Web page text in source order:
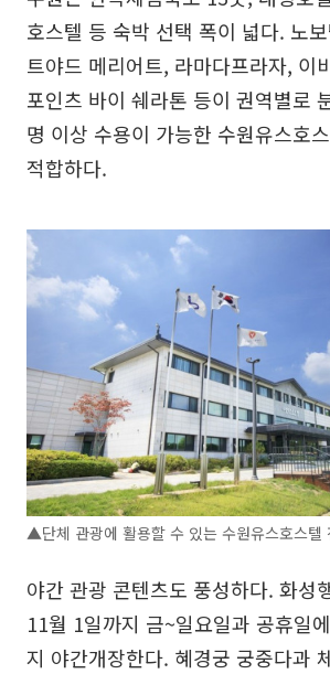
호스텔 등 숙박 선택 폭이 넓다. 노
트야드 메리어트, 라마다프라자, 이
포인츠 바이 쉐라톤 등이 권역별로
명 이상 수용이 가능한 수원유스호
적합하다.
▲단체 관광에 활용할 수 있는 수원유스호스텔
야간 관광 콘텐츠도 풍성하다. 화성
11월 1일까지 금~일요일과 공휴일
지 야간개장한다. 혜경궁 궁중다과